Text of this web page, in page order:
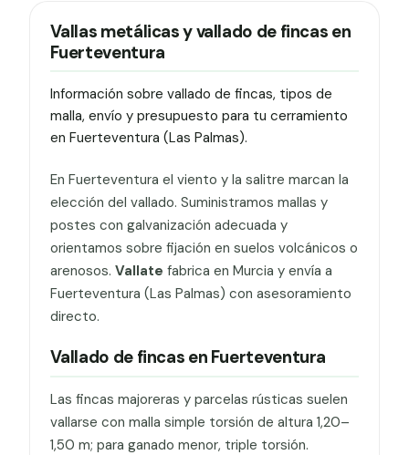
Vallas metálicas y vallado de fincas en
Fuerteventura
Información sobre vallado de fincas, tipos de
malla, envío y presupuesto para tu cerramiento
en Fuerteventura (Las Palmas).
En Fuerteventura el viento y la salitre marcan la
elección del vallado. Suministramos mallas y
postes con galvanización adecuada y
orientamos sobre fijación en suelos volcánicos o
arenosos. Vallate fabrica en Murcia y envía a
Fuerteventura (Las Palmas) con asesoramiento
directo.
Vallado de fincas en Fuerteventura
Las fincas majoreras y parcelas rústicas suelen
vallarse con malla simple torsión de altura 1,20–
1,50 m; para ganado menor, triple torsión.